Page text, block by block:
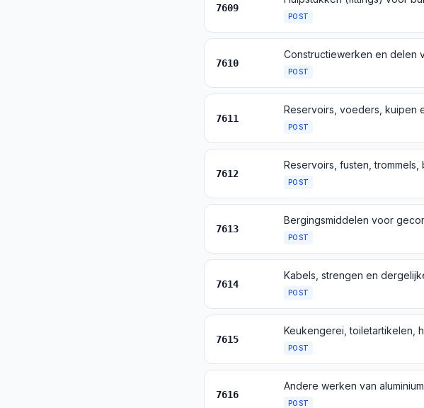
7609
POST
7610
POST
7611
POST
7612
POST
7613
POST
7614
POST
7615
POST
7616
Andere werken van aluminium
POST